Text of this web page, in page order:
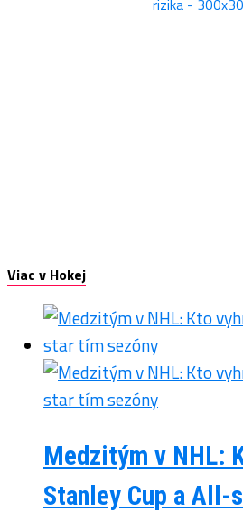
Viac v Hokej
Medzitým v NHL:
Stanley Cup a All-